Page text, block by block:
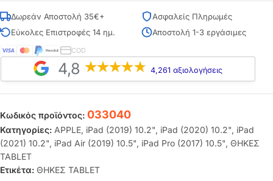
Δωρεάν Αποστολή 35€+
Ασφαλείς Πληρωμές
Εύκολες Επιστροφές 14 ημ.
Αποστολή 1-3 εργάσιμες
COD
4,8 4,261 αξιολογήσεις
Κωδικός προϊόντος: 033040
Κατηγορίες: APPLE, iPad (2019) 10.2", iPad (2020) 10.2", iPad
(2021) 10.2", iPad Air (2019) 10.5", iPad Pro (2017) 10.5", ΘΗΚΕΣ
TABLET
Ετικέτα: ΘΗΚΕΣ TABLET